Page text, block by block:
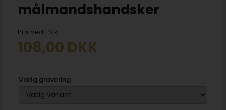
målmandshandsker
Pris ved 1 Stk
108,00 DKK
Vælg gravering